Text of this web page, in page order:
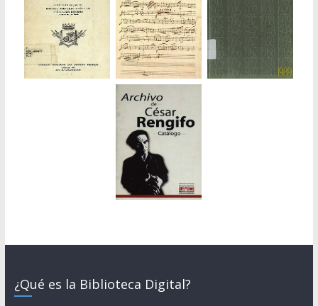
¿Qué es la Biblioteca Digital?